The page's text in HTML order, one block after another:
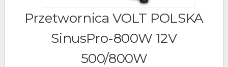
Przetwornica VOLT POLSKA
SinusPro-800W 12V
500/800W